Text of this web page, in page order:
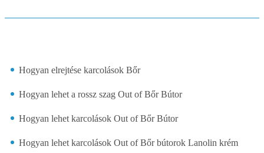
Hogyan elrejtése karcolások Bőr
Hogyan lehet a rossz szag Out ​​of Bőr Bútor
Hogyan lehet karcolások Out of Bőr Bútor
Hogyan lehet karcolások Out of Bőr bútorok Lanolin krém